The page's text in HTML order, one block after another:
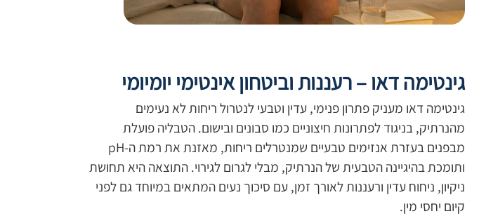
גינטימה דאו – רעננות וביטחון אינטימי יומיומי
גינטימה דאו מעניק פתרון פנימי, עדין וטבעי לנטרול ריחות לא נעימים
מהנרתיק, בניגוד לפתרונות חיצוניים כמו סבונים ובישום. הטבליה פועלת
מבפנים בעזרת אנזימים טבעיים שמנטרלים ריחות, מאזנת את רמת ה‑pH
ותומכת בהיגיינה הטבעית של הנרתיק, מבלי לגרום לגירוי. התוצאה היא תחושת
ניקיון, ניחוח עדין ורעננות לאורך זמן, עם סיכוך נעים המתאים במיוחד גם לפני
קיום יחסי מין.